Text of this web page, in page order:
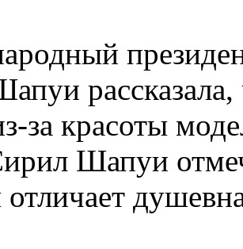
за красоты
Шапуи